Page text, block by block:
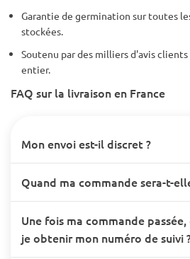
Garantie de germination sur toutes
stockées.
Soutenu par des milliers d'avis
entier.
FAQ sur la livraison en France
Mon envoi est-il discret ?
Quand ma commande sera-t-
Une fois ma commande
je obtenir mon numéro de suivi